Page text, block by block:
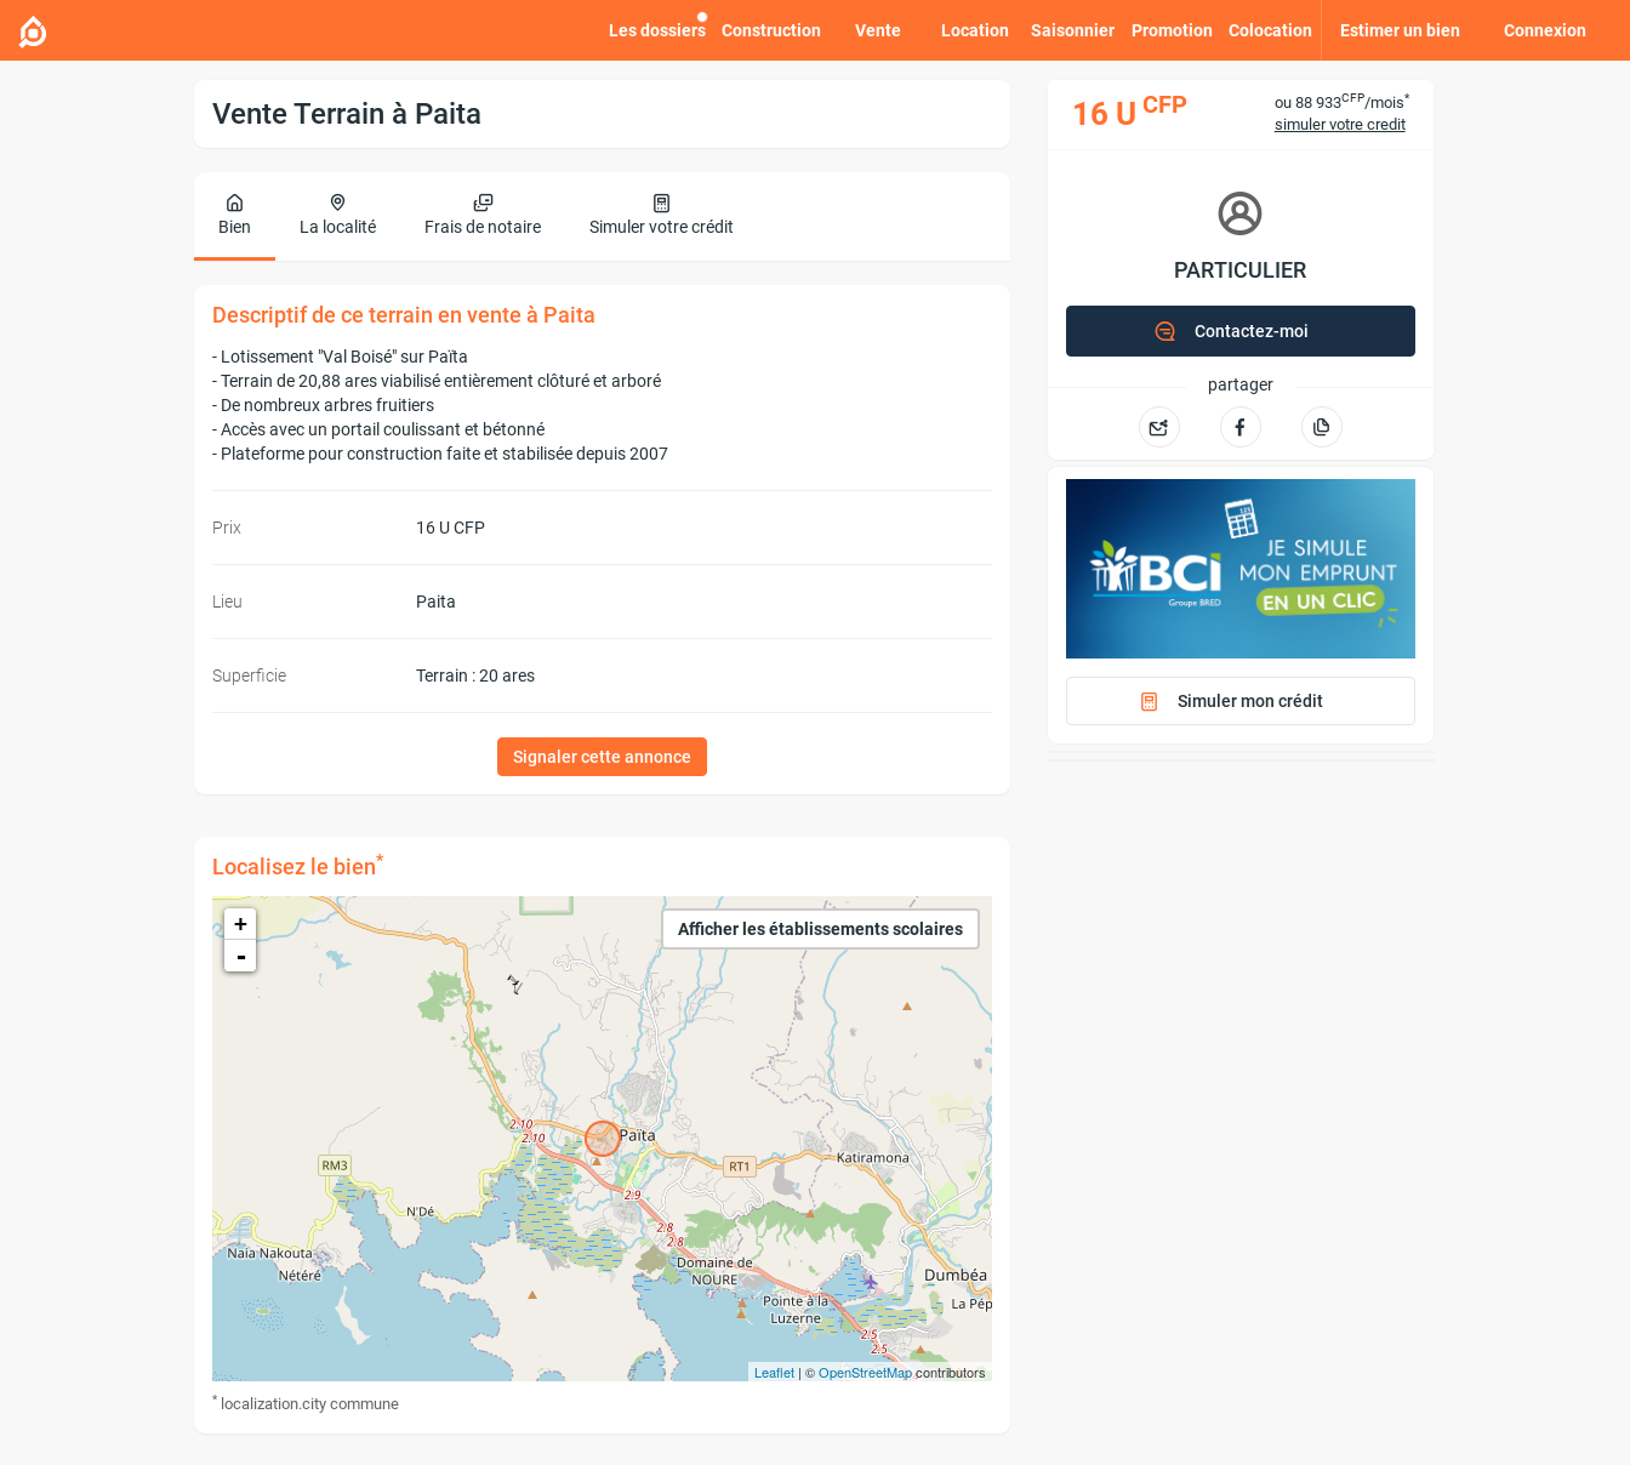
Estimer un bien Connexion
Les dossiers Construction Vente Location Saisonnier Promotion Colocation
Vente Terrain à Paita
Bien La localité Frais de notaire Simuler votre crédit
Descriptif de ce terrain en vente à Paita
- Lotissement "Val Boisé" sur Païta
- Terrain de 20,88 ares viabilisé entièrement clôturé et arboré
- De nombreux arbres fruitiers
- Accès avec un portail coulissant et bétonné
- Plateforme pour construction faite et stabilisée depuis 2007
Prix 16 U CFP
Lieu Paita
Superficie Terrain : 20 ares
Signaler cette annonce
Localisez le bien*
Afficher les établissements scolaires
+
-
Leaflet| ©OpenStreetMapcontributors
* localization.city commune
16 U CFP ou 88 933CFP/mois*
simuler votre credit
PARTICULIER
Contactez-moi
partager
Simuler mon crédit